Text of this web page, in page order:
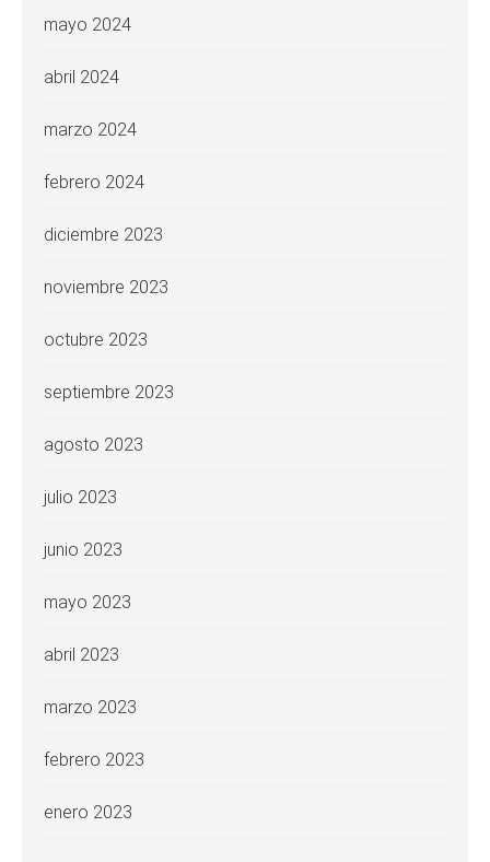
mayo 2024
abril 2024
marzo 2024
febrero 2024
diciembre 2023
noviembre 2023
octubre 2023
septiembre 2023
agosto 2023
julio 2023
junio 2023
mayo 2023
abril 2023
marzo 2023
febrero 2023
enero 2023